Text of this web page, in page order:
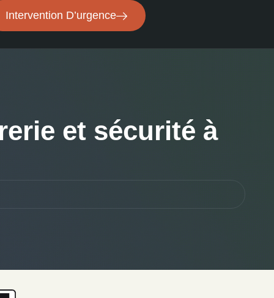
Intervention D’urgence
et sécurité à